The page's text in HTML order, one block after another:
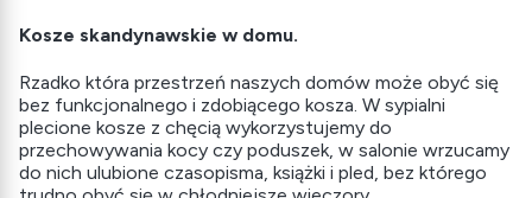
Kosze skandynawskie w domu.
Rzadko która przestrzeń naszych domów może obyć się
bez funkcjonalnego i zdobiącego kosza. W sypialni
plecione kosze z chęcią wykorzystujemy do
przechowywania kocy czy poduszek, w salonie wrzucamy
do nich ulubione czasopisma, książki i pled, bez którego